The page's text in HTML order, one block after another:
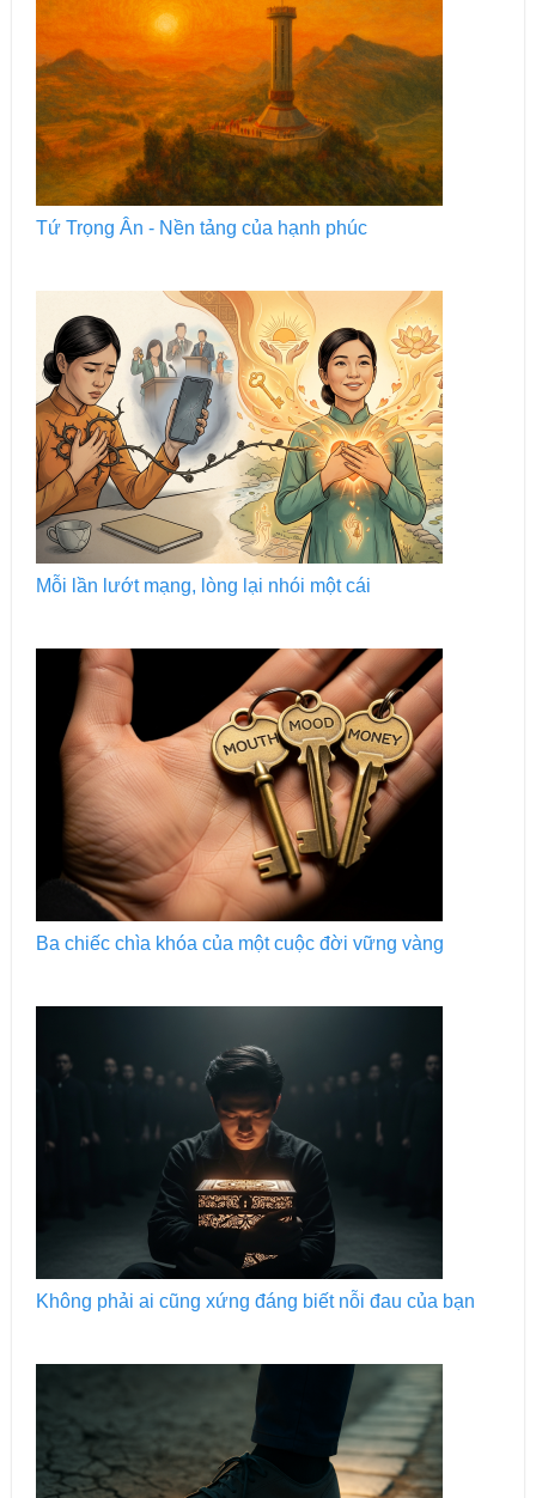
Tứ Trọng Ân - Nền tảng của hạnh phúc
Mỗi lần lướt mạng, lòng lại nhói một cái
Ba chiếc chìa khóa của một cuộc đời vững vàng
Không phải ai cũng xứng đáng biết nỗi đau của bạn